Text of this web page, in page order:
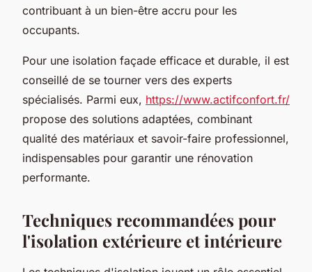
contribuant à un bien-être accru pour les
occupants.
Pour une isolation façade efficace et durable, il est
conseillé de se tourner vers des experts
spécialisés. Parmi eux, https://www.actifconfort.fr/
propose des solutions adaptées, combinant
qualité des matériaux et savoir-faire professionnel,
indispensables pour garantir une rénovation
performante.
Techniques recommandées pour
l'isolation extérieure et intérieure